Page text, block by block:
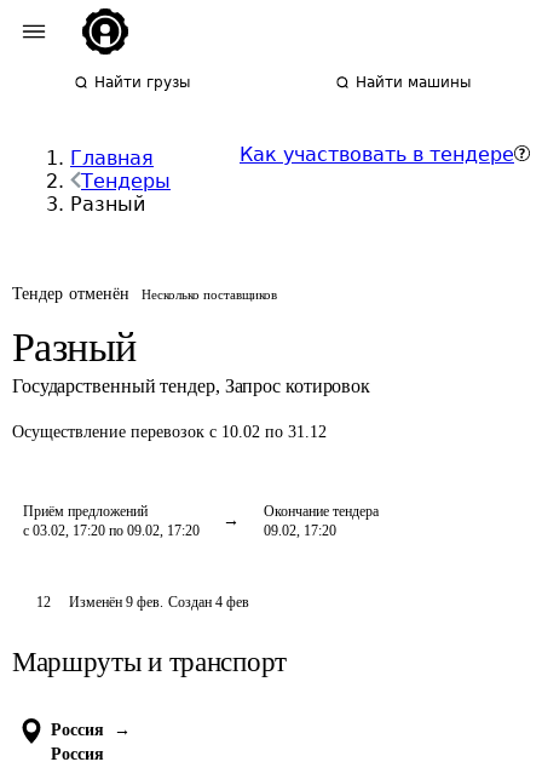
Найти грузы Найти машины
Главная
Тендеры
Разный
Как участвовать в тендере
Тендер отменён Несколько поставщиков
Разный
Государственный тендер, Запрос котировок
Осуществление перевозок с 10.02 по 31.12
Приём предложений
с 03.02, 17:20 по 09.02, 17:20
Окончание тендера
09.02, 17:20
12 Изменён9 фев. Создан 4 фев
Маршруты и транспорт
Россия
→
Россия